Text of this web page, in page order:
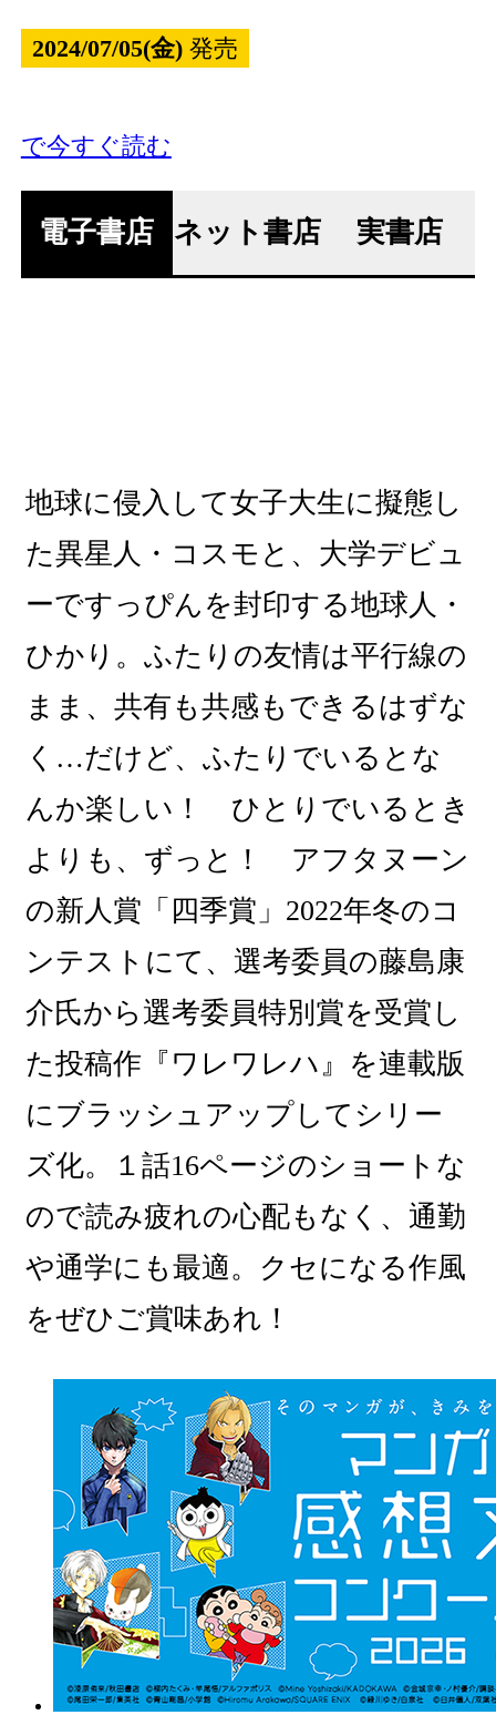
2024/07/05(金)発売
で今すぐ読む
電子書店 ネット書店 実書店
地球に侵入して女子大生に擬態し
た異星人・コスモと、大学デビュ
ーですっぴんを封印する地球人・
ひかり。ふたりの友情は平行線の
まま、共有も共感もできるはずな
く…だけど、ふたりでいるとな
んか楽しい！ ひとりでいるとき
よりも、ずっと！ アフタヌーン
の新人賞「四季賞」2022年冬のコ
ンテストにて、選考委員の藤島康
介氏から選考委員特別賞を受賞し
た投稿作『ワレワレハ』を連載版
にブラッシュアップしてシリー
ズ化。１話16ページのショートな
ので読み疲れの心配もなく、通勤
や通学にも最適。クセになる作風
をぜひご賞味あれ！